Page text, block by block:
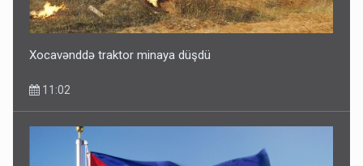
Xocavənddə traktor minaya düşdü
11:02